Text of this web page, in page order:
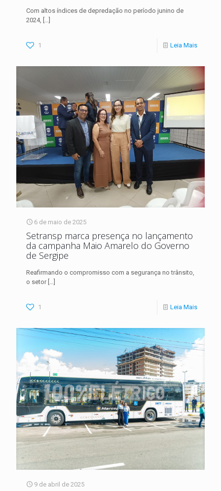
Com altos índices de depredação no período junino de
2024,
1 Leia Mais
6 de maio de 2025
Setransp marca presença no lançamento
da campanha Maio Amarelo do Governo
de Sergipe
Reafirmando o compromisso com a segurança no trânsito,
o setor[…]
1 Leia Mais
9 de abril de 2025